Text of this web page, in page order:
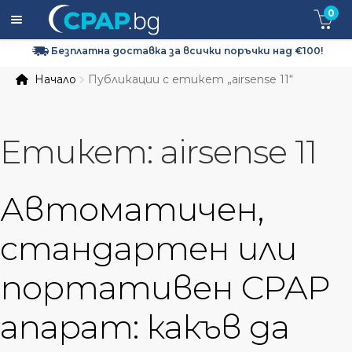
Безплатна доставка за всички поръчки над €100!
0
CPAP Консумативи и Аксесоари
Начало Публикации с етикет „airsense 11“
Етикет: airsense 11
Автоматичен,
стандартен или
портативен CPAP
апарат: какъв да